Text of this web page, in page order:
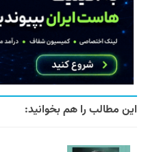
این مطالب را هم بخوانید: